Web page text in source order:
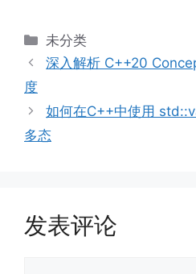
分
类
未分类
深入解析 C++20
度
如何在C++中使用
多态
发表评论